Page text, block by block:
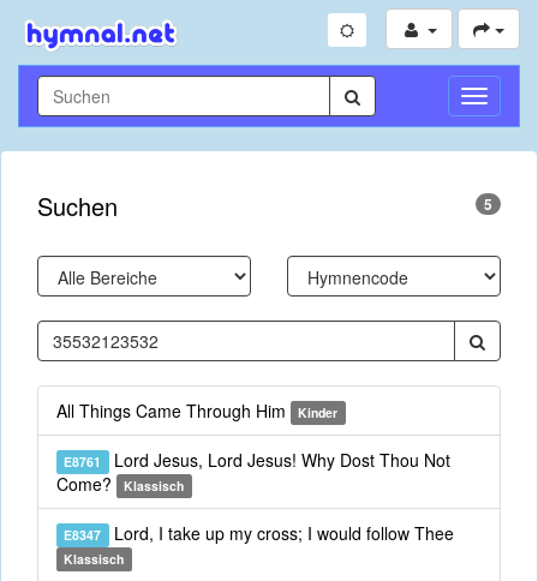
Suchen 5
All Things Came Through Him Kinder
E8761 Lord Jesus, Lord Jesus! Why Dost Thou Not
Come?
Klassisch
E8347 Lord, I take up my cross; I would follow Thee
Klassisch